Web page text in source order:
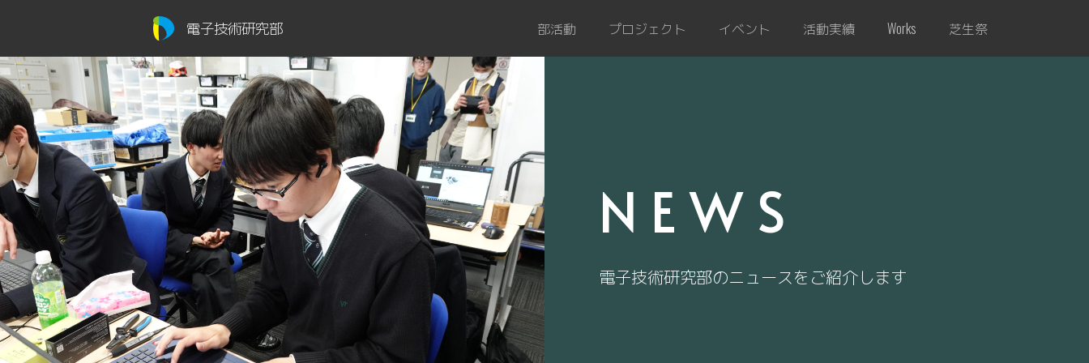
電子技術研究部 部活動 プロジェクト イベント 活動実績 Works 芝生祭
NEWS
電子技術研究部のニュースをご紹介します